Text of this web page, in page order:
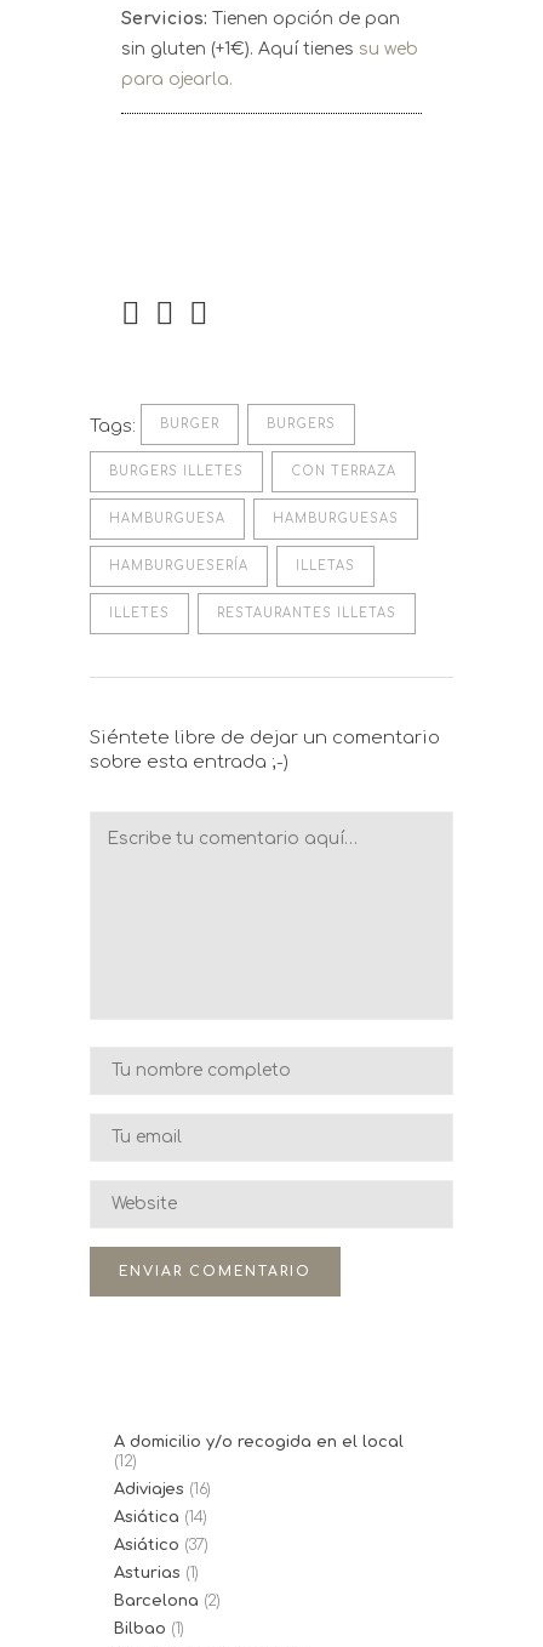
Servicios: Tienen opción de pan
sin gluten (+1€). Aquí tienes su web
para ojearla.
Tags: BURGER BURGERS
BURGERS ILLETES CON TERRAZA
HAMBURGUESA HAMBURGUESAS
HAMBURGUESERÍA ILLETAS
ILLETES RESTAURANTES ILLETAS
Siéntete libre de dejar un comentario
sobre esta entrada ;-)
A domicilio y/o recogida en el local
(12)
Adiviajes (16)
Asiática (14)
Asiático (37)
Asturias (1)
Barcelona (2)
Bilbao (1)